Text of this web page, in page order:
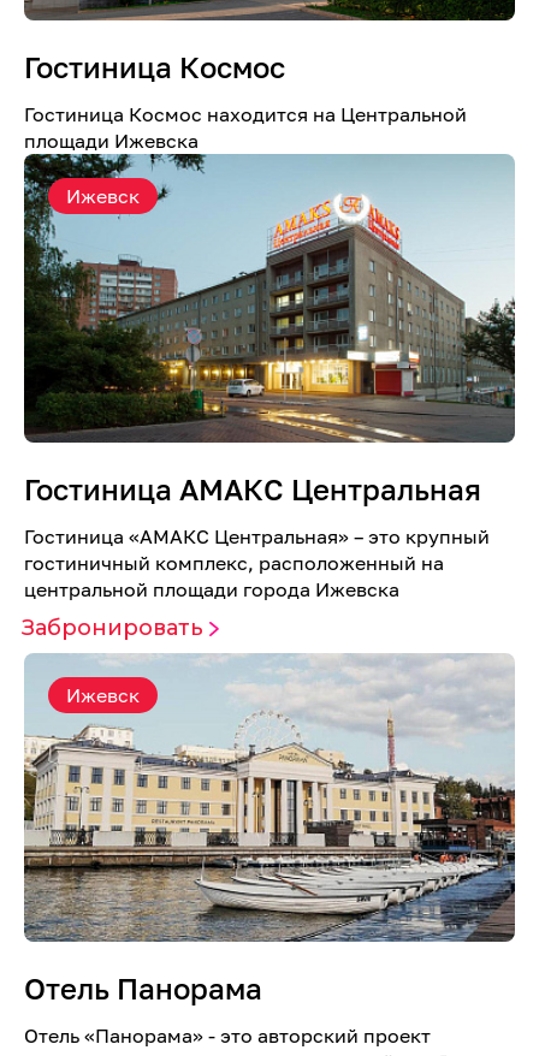
Гостиница Космос
Гостиница Космос находится на Центральной
площади Ижевска
Ижевск
Гостиница АМАКС Центральная
Гостиница «AMАКС Центральная» – это крупный
гостиничный комплекс, расположенный на
центральной площади города Ижевска
Забронировать
Ижевск
Отель Панорама
Отель «Панорама» - это авторский проект